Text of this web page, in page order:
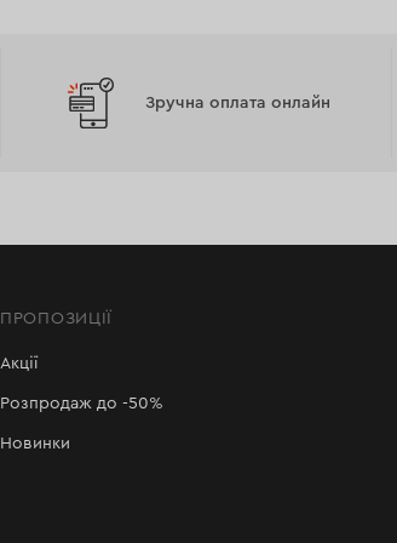
Зручна оплата онлайн
ПРОПОЗИЦІЇ
Акції
Розпродаж до -50%
Новинки